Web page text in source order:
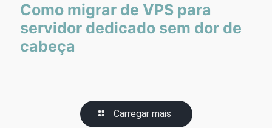
Como migrar de VPS para
servidor dedicado sem dor de
cabeça
Carregar mais